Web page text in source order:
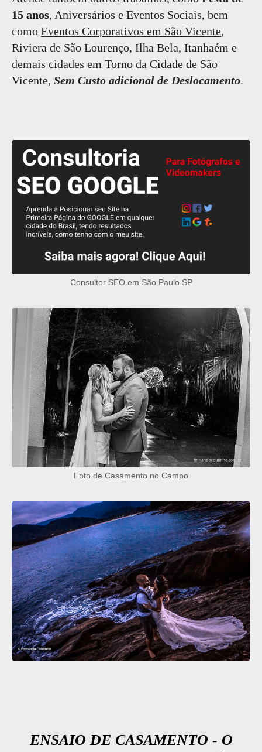
15 anos, Aniversários e Eventos Sociais, bem
como Eventos Corporativos em São Vicente,
Riviera de São Lourenço, Ilha Bela, Itanhaém e
demais cidades em Torno da Cidade de São
Vicente, Sem Custo adicional de Deslocamento.
Consultor SEO em São Paulo SP
Foto de Casamento no Campo
ENSAIO DE CASAMENTO - O